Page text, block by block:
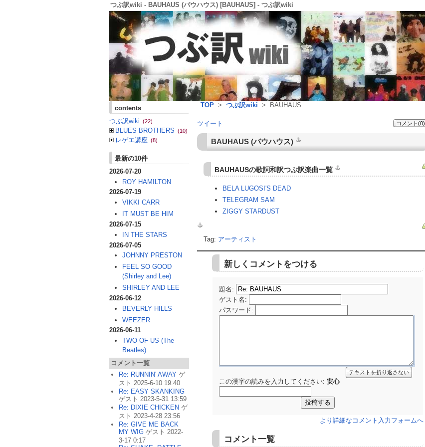
つぶ訳wiki - BAUHAUS (バウハウス) [BAUHAUS] - つぶ訳wiki
TOP > つぶ訳wiki > BAUHAUS
ツイート コメント(0)
BAUHAUS (バウハウス)
BAUHAUSの歌詞和訳つぶ訳楽曲一覧
BELA LUGOSI'S DEAD
TELEGRAM SAM
ZIGGY STARDUST
Tag: アーティスト
新しくコメントをつける
題名:
ゲスト名 :
パスワード:
テキストを折り返さない
この漢字の読みを入力してください: 安心
より詳細なコメント入力フォームへ
コメント一覧
contents
つぶ訳wiki (22)
BLUES BROTHERS (10)
レゲエ講座 (8)
最新の10件
2026-07-20
ROY HAMILTON
2026-07-19
VIKKI CARR
IT MUST BE HIM
2026-07-15
IN THE STARS
2026-07-05
JOHNNY PRESTON
FEEL SO GOOD
(Shirley and Lee)
SHIRLEY AND LEE
2026-06-12
BEVERLY HILLS
WEEZER
2026-06-11
TWO OF US (The
Beatles)
コメント一覧
Re: RUNNIN' AWAY ゲ
スト 2025-6-10 19:40
Re: EASY SKANKING
ゲスト 2023-5-31 13:59
Re: DIXIE CHICKEN ゲ
スト 2023-4-28 23:56
Re: GIVE ME BACK
MY WIG ゲスト 2022-
3-17 0:17